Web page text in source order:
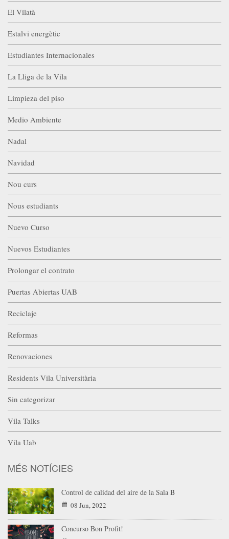
El Vilatà
Estalvi energètic
Estudiantes Internacionales
La Lliga de la Vila
Limpieza del piso
Medio Ambiente
Nadal
Navidad
Nou curs
Nous estudiants
Nuevo Curso
Nuevos Estudiantes
Prolongar el contrato
Puertas Abiertas UAB
Reciclaje
Reformas
Renovaciones
Residents Vila Universitària
Sin categorizar
Vila Talks
Vila Uab
MÉS NOTÍCIES
Control de calidad del aire de la Sala B
08 Jun, 2022
Concurso Bon Profit!